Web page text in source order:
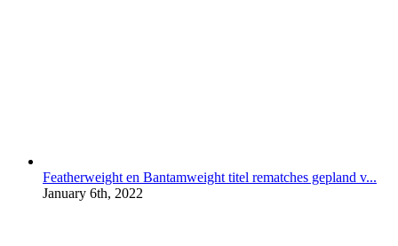
Featherweight en Bantamweight titel rematches gepland v...
January 6th, 2022